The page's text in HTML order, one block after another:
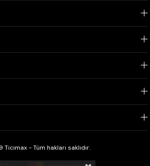
Ticimax - Tüm hakları saklıdır.